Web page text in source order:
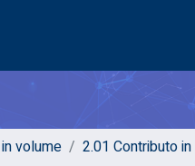
volume 2.01 Contributo